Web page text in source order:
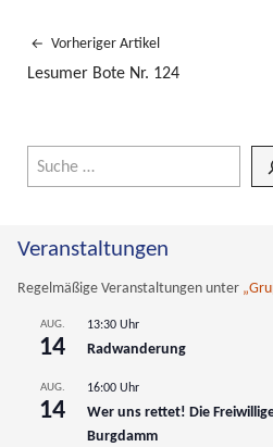
Vorheriger Artikel
Lesumer Bote Nr. 124
Veranstaltungen
Regelmäßige Veranstaltungen unter
AUG.
14
13:30 Uhr
Radwanderung
AUG.
14
16:00 Uhr
Wer uns rettet! Die
Burgdamm